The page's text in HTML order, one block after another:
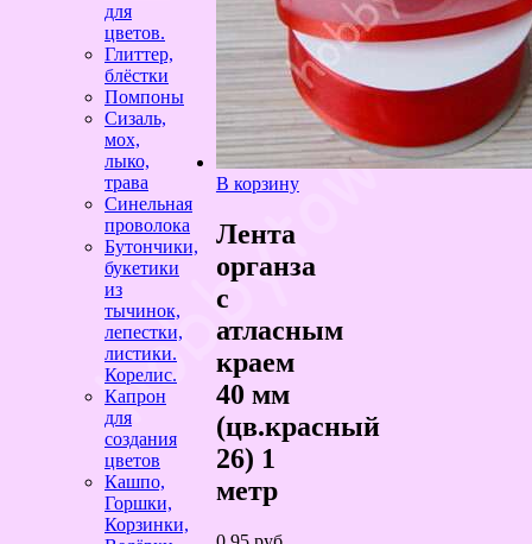
В корзину
Лента
органза
с
атласным
краем
40 мм
(цв.красный
26) 1
метр
для
цветов.
Глиттер,
блёстки
Помпоны
Сизаль,
мох,
лыко,
трава
Синельная
проволока
Бутончики,
букетики
из
тычинок,
лепестки,
листики.
Корелис.
Капрон
для
создания
цветов
Кашпо,
Горшки,
Корзинки,